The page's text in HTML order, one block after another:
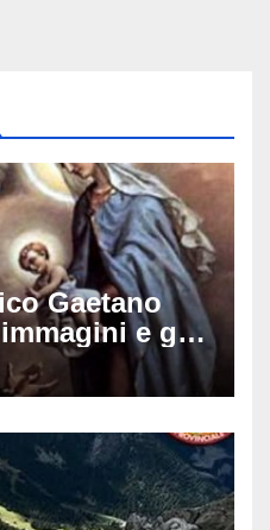
Gaetano
e gif
sui